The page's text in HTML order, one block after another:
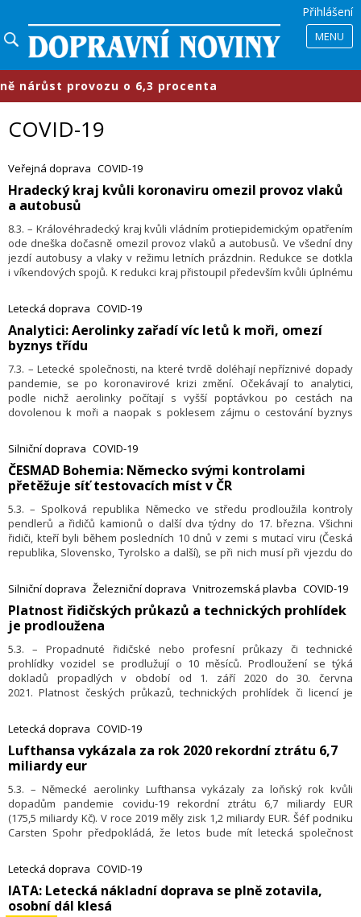
Přihlášení
MENU
provozu o 6,3 procenta
COVID-19
Veřejná doprava COVID-19
Hradecký kraj kvůli koronaviru omezil provoz vlaků
a autobusů
8.3. – Královéhradecký kraj kvůli vládním protiepidemickým opatřením
ode dneška dočasně omezil provoz vlaků a autobusů. Ve všední dny
jezdí autobusy a vlaky v režimu letních prázdnin. Redukce se dotkla
i víkendových spojů. K redukci kraj přistoupil především kvůli úplnému
dopravu Václav Řehoř.
Letecká doprava COVID-19
​Analytici: Aerolinky zařadí víc letů k moři, omezí
byznys třídu
7.3. – Letecké společnosti, na které tvrdě doléhají nepříznivé dopady
pandemie, se po koronavirové krizi změní. Očekávají to analytici,
podle nichž aerolinky počítají s vyšší poptávkou po cestách na
dovolenou k moři a naopak s poklesem zájmu o cestování byznys
prioritám cestujících by mohl být způsob, jak se rychleji zotavit
z masivních ztrát způsobených pandemií.
Silniční doprava COVID-19
​ČESMAD Bohemia: Německo svými kontrolami
přetěžuje síť testovacích míst v ČR
5.3. – Spolková republika Německo ve středu prodloužila kontroly
pendlerů a řidičů kamionů o další dva týdny do 17. března. Všichni
řidiči, kteří byli během posledních 10 dnů v zemi s mutací viru (Česká
republika, Slovensko, Tyrolsko a další), se při nich musí při vjezdu do
48 hodin, který provedlo schválené zdravotnické zařízení. Mimo to
musí mít pro každý vstup registraci. Upozornil na to mluvčí Sdružení
ČESMAD Bohemia Martin Felix.
Silniční doprava Železniční doprava Vnitrozemská plavba COVID-19
​Platnost řidičských průkazů a technických prohlídek
je prodloužena
5.3. – Propadnuté řidičské nebo profesní průkazy či technické
prohlídky vozidel se prodlužují o 10 měsíců. Prodloužení se týká
dokladů propadlých v období od 1. září 2020 do 30. června
2021. Platnost českých průkazů, technických prohlídek či licencí je
platnosti. Prodloužení platnosti dokladů je dalším krokem ke snížení
mobility občanů v rámci protiepidemických opatření proti Covidu
19. Lidé mohou evropské nařízení využívat od 6. března 2021.
Letecká doprava COVID-19
​Lufthansa vykázala za rok 2020 rekordní ztrátu 6,7
miliardy eur
5.3. – Německé aerolinky Lufthansa vykázaly za loňský rok kvůli
dopadům pandemie covidu-19 rekordní ztrátu 6,7 miliardy EUR
(175,5 miliardy Kč). V roce 2019 měly zisk 1,2 miliardy EUR. Šéf podniku
Carsten Spohr předpokládá, že letos bude mít letecká společnost
50 procent úrovně z roku 2019. Předchozí prognóza přitom počítala
s 60 procenty. Společnost letos opět nevyplatí dividendu.
Letecká doprava COVID-19
​IATA: Letecká nákladní doprava se plně zotavila,
osobní dál klesá